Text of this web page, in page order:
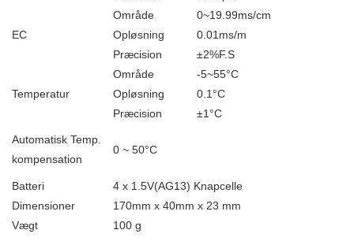
EC
Område
0~19.99ms/cm
Opløsning
0.01ms/m
Præcision
±2%F.S
Temperatur
Område -5~55°C
Opløsning
0.1°C
Præcision
±1°C
Automatisk Temp.
kompensation
0 ~ 50°C
Batteri
4 x 1.5V(AG13) Knapcelle
Dimensioner
170mm x 40mm x 23 mm
Vægt
100 g